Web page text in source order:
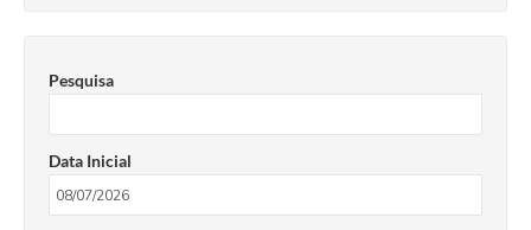
Pesquisa
Data Inicial